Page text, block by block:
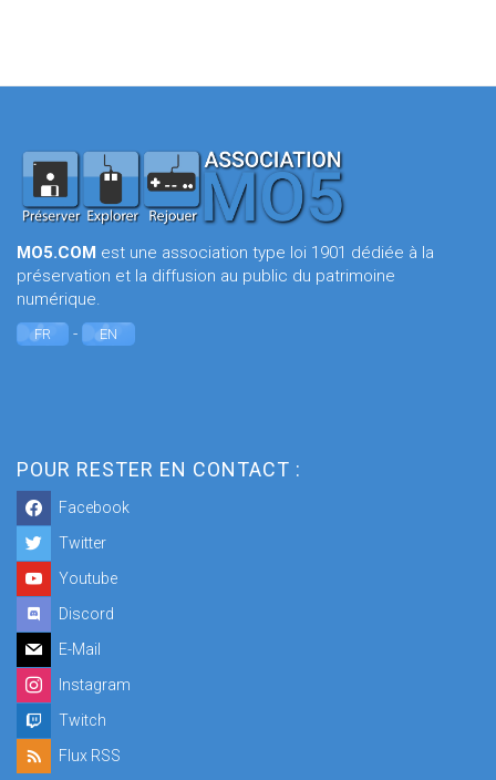
MO5.COM est une association type loi 1901 dédiée à la
préservation et la diffusion au public du patrimoine
numérique.
FR - EN
POUR RESTER EN CONTACT :
Facebook
Twitter
Youtube
Discord
E-Mail
Instagram
Twitch
Flux RSS